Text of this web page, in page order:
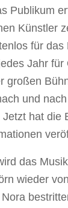
Publikum
Künstler
für das
Jahr für
großen
und
hat die
das
wieder